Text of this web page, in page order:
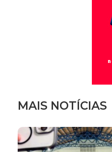
MAIS NOTÍCIAS